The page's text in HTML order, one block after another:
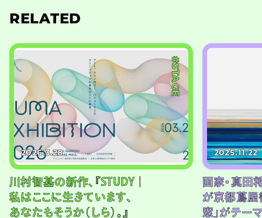
RELATED
#STAGE
2026.3.28
川村智基の新作、『STUDY｜
私はここに生きています、
あなたもそうか（しら）。』
2025.11.22
画家・真田
が京都蔦屋
窓」がテー